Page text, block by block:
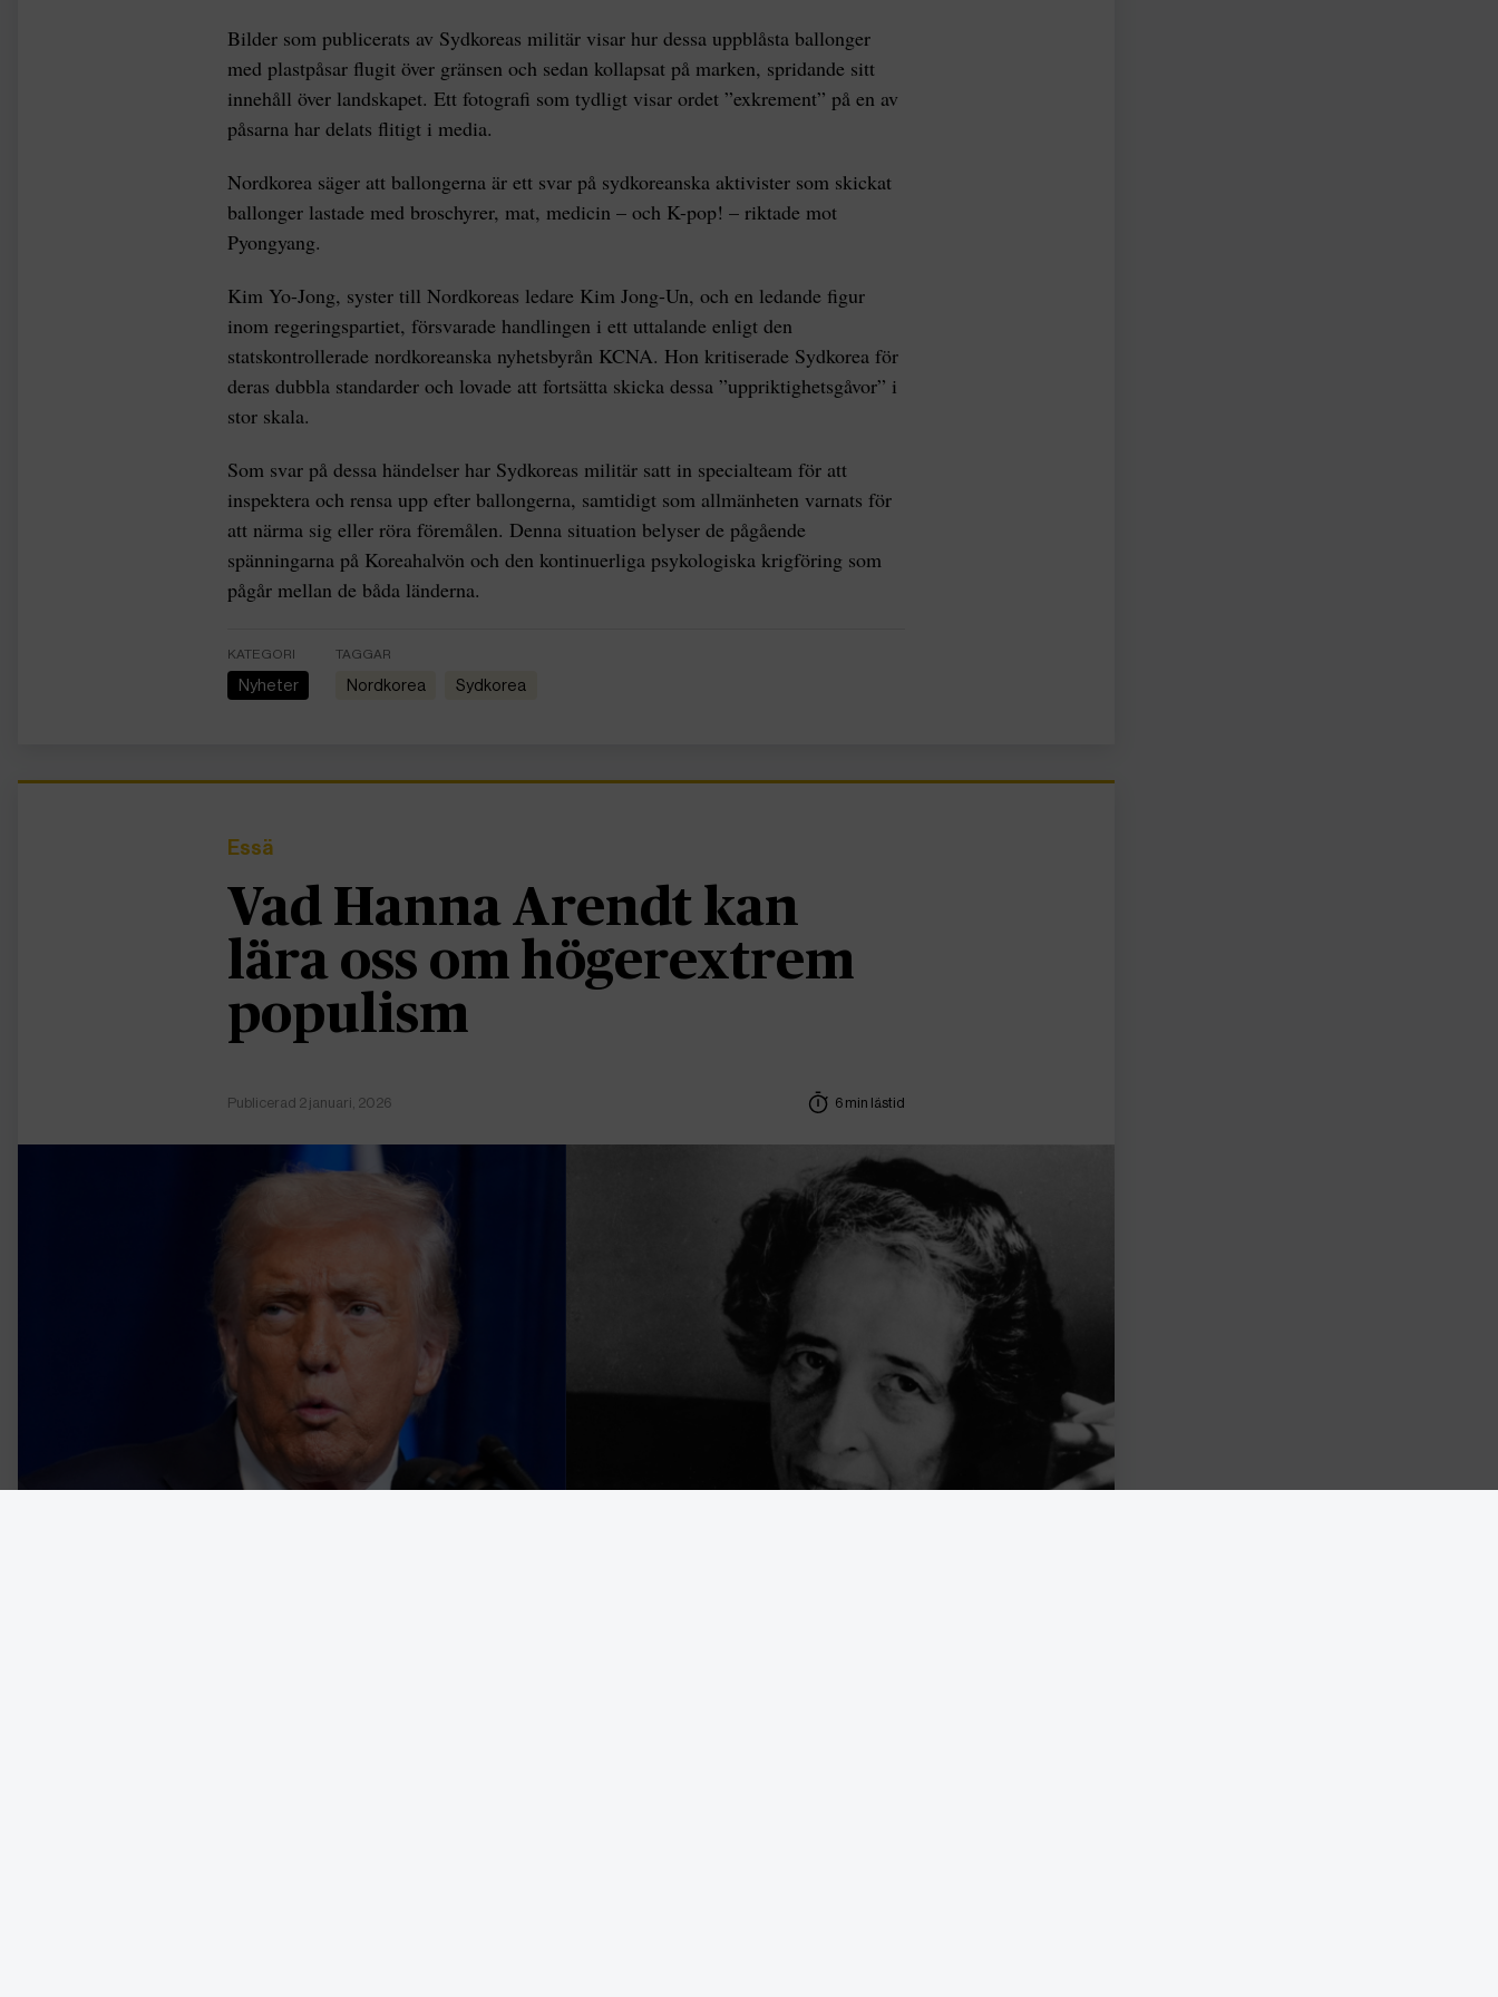
Bilder som publicerats av Sydkoreas militär visar hur dessa uppblåsta ballonger
med plastpåsar flugit över gränsen och sedan kollapsat på marken, spridande sitt
innehåll över landskapet. Ett fotografi som tydligt visar ordet ”exkrement” på en av
påsarna har delats flitigt i media.
Nordkorea säger att ballongerna är ett svar på sydkoreanska aktivister som skickat
ballonger lastade med broschyrer, mat, medicin – och K-pop! – riktade mot
Pyongyang.
Kim Yo-Jong, syster till Nordkoreas ledare Kim Jong-Un, och en ledande figur
inom regeringspartiet, försvarade handlingen i ett uttalande enligt den
statskontrollerade nordkoreanska nyhetsbyrån KCNA. Hon kritiserade Sydkorea för
deras dubbla standarder och lovade att fortsätta skicka dessa ”uppriktighetsgåvor” i
stor skala.
Som svar på dessa händelser har Sydkoreas militär satt in specialteam för att
inspektera och rensa upp efter ballongerna, samtidigt som allmänheten varnats för
att närma sig eller röra föremålen. Denna situation belyser de pågående
spänningarna på Koreahalvön och den kontinuerliga psykologiska krigföring som
pågår mellan de båda länderna.
KATEGORI
Nyheter
TAGGAR
Nordkorea Sydkorea
Essä
Vad Hanna Arendt kan
lära oss om högerextrem
populism
Publicerad 2 januari, 2026 6 min lästid